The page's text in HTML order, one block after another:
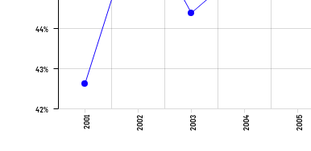
2001 2002 2003 2004 2005
42%
43%
44%